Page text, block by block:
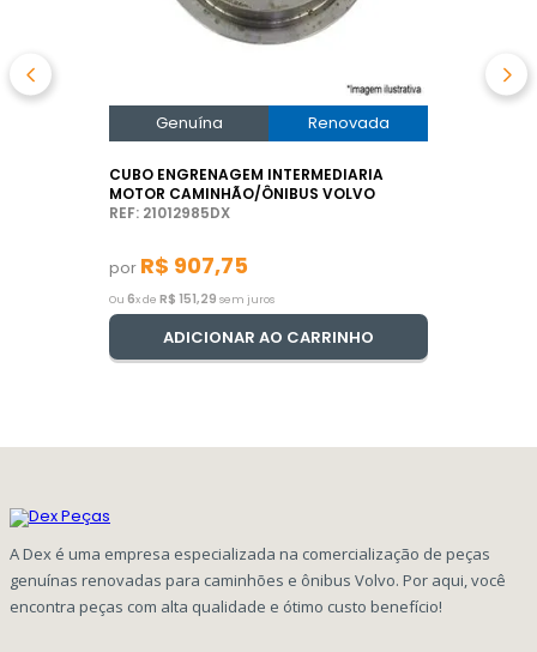
Genuína Renovada
CUBO ENGRENAGEM INTERMEDIARIA
MOTOR CAMINHÃO/ÔNIBUS VOLVO
REF: 21012985DX
por R$ 907,75
Ou 6x de R$ 151,29 sem juros
ADICIONAR AO CARRINHO
A Dex é uma empresa especializada na comercialização de peças
genuínas renovadas para caminhões e ônibus Volvo. Por aqui, você
encontra peças com alta qualidade e ótimo custo benefício!